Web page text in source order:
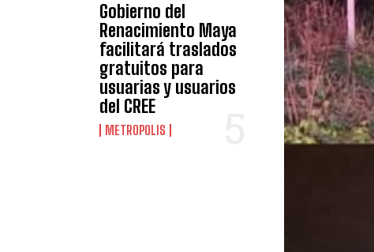
Gobierno del
Renacimiento Maya
facilitará traslados
gratuitos para
usuarias y usuarios
del CREE
METROPOLIS